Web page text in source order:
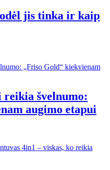
jis tinka ir kaip
švelnumo:
augimo etapui